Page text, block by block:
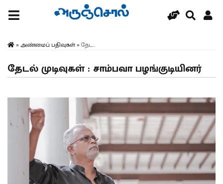
» அண்மைப் பதிவுகள்» தேட...
தேடல் முடிவுகள் : சாம்பவா பழங்குடியினர்